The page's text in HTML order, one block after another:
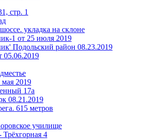
стр. 1
укладка на склоне
1 от 25 июля 2019
Подольский район 08.23.2019
05.06.2019
2019
17а
08.21.2019
615 метров
училище
4